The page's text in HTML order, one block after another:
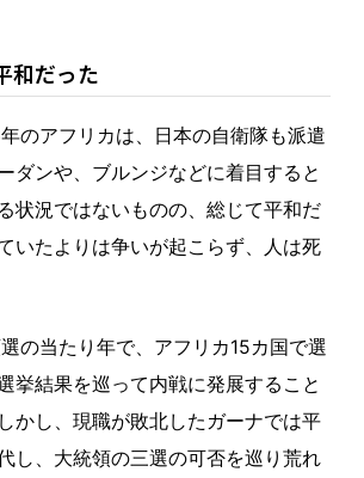
和だった
のアフリカは、日本の自衛隊も派遣
ダンや、ブルンジなどに着目すると
状況ではないものの、総じて平和だ
いたよりは争いが起こらず、人は死
の当たり年で、アフリカ15カ国で選
挙結果を巡って内戦に発展すること
かし、現職が敗北したガーナでは平
し、大統領の三選の可否を巡り荒れ